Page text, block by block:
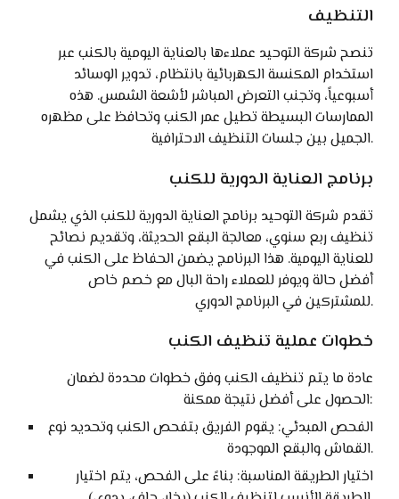
التنظيف
تنصح شركة التوحيد عملاءها بالعناية اليومية بالكنب عبر
استخدام المكنسة الكهربائية بانتظام، تدوير الوسائد
أسبوعياً، وتجنب التعرض المباشر لأشعة الشمس. هذه
الممارسات البسيطة تطيل عمر الكنب وتحافظ على مظهره
الجميل بين جلسات التنظيف الاحترافية.
برنامج العناية الدورية للكنب
تقدم شركة التوحيد برنامج العناية الدورية للكنب الذي يشمل
تنظيف ربع سنوي، معالجة البقع الحديثة، وتقديم نصائح
للعناية اليومية. هذا البرنامج يضمن الحفاظ على الكنب في
أفضل حالة ويوفر للعملاء راحة البال مع خصم خاص
للمشتركين في البرنامج الدوري.
خطوات عملية تنظيف الكنب
عادة ما يتم تنظيف الكنب وفق خطوات محددة لضمان
الحصول على أفضل نتيجة ممكنة:
الفحص المبدئي: يقوم الفريق بتفحص الكنب وتحديد نوع
القماش والبقع الموجودة.
اختيار الطريقة المناسبة: بناءً على الفحص، يتم اختيار